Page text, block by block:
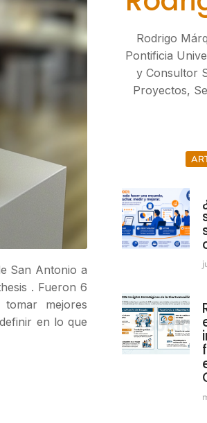
San Antonio a
. Fueron 6
mejores
en lo que
Rodrigo
Pontificia
y Consultor
Proyectos,